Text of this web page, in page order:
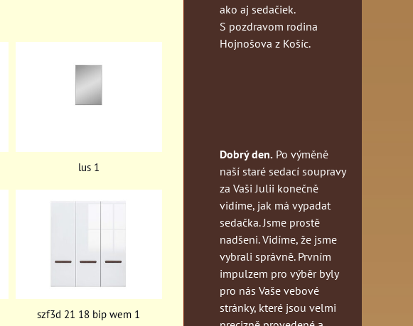
lus 1
szf3d 21 18 bip wem 1
ako aj sedačiek.
S pozdravom rodina
Hojnošova z Košíc.
Dobrý den. Po výměně
naší staré sedací soupravy
za Vaši Julii konečně
vidíme, jak má vypadat
sedačka. Jsme prostě
nadšeni. Vidíme, že jsme
vybrali správně. Prvním
impulzem pro výběr byly
pro nás Vaše vebové
stránky, které jsou velmi